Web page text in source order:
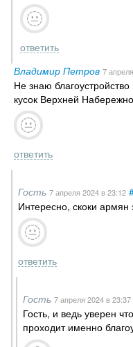
ответить
Владимир Петров 7
Не знаю
кусок Верхней
ответить
Гость 7 апреля 2024в 23:12
Интересно, скоки
ответить
Гость 7 апреля 2024в 23:37
Гость, и ведь уверен
проходит именно